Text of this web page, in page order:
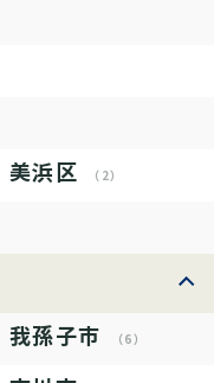
美浜区 （2）
我孫子市 （6）